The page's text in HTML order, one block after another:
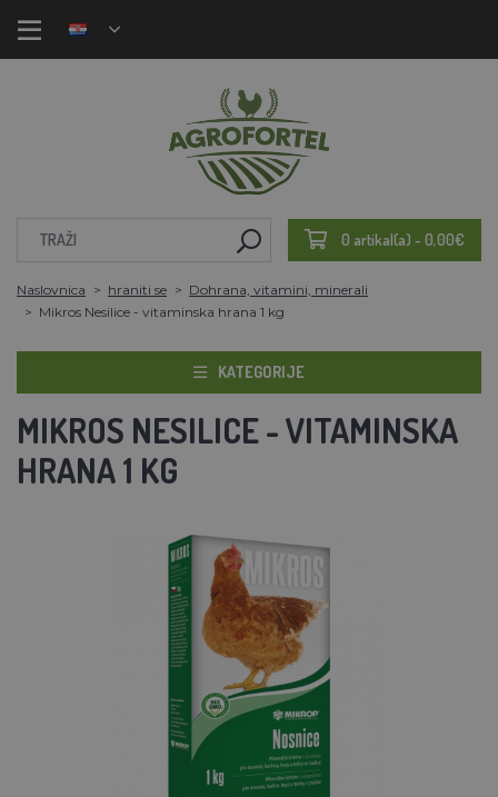
0 artikal(a) - 0,00€
Naslovnica hraniti se
Dohrana, vitamini, minerali
Mikros Nesilice - vitaminska hrana 1 kg
KATEGORIJE
MIKROS NESILICE - VITAMINSKA
HRANA 1 KG